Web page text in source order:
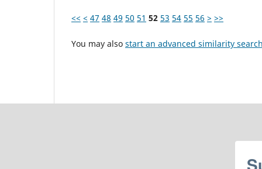
<< < 47 48 49 50 51 52 53 54 55 56 > >>
You may also start an advanced similarity